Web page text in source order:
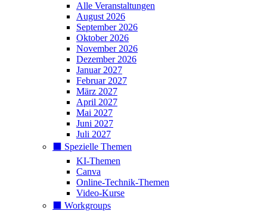
Alle Veranstaltungen
August 2026
September 2026
Oktober 2026
November 2026
Dezember 2026
Januar 2027
Februar 2027
März 2027
April 2027
Mai 2027
Juni 2027
Juli 2027
⬛️ Spezielle Themen
KI-Themen
Canva
Online-Technik-Themen
Video-Kurse
⬛️ Workgroups